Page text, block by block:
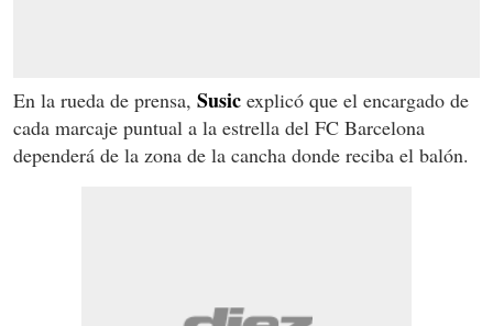
En la rueda de prensa, Susic explicó que el encargado de
cada marcaje puntual a la estrella del FC Barcelona
dependerá de la zona de la cancha donde reciba el balón.